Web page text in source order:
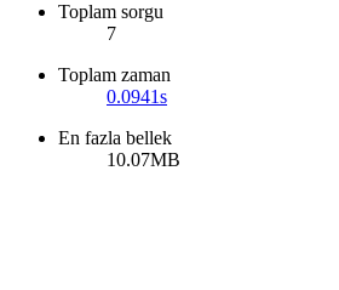
Toplam sorgu
7
Toplam zaman
0.0941s
En fazla bellek
10.07MB